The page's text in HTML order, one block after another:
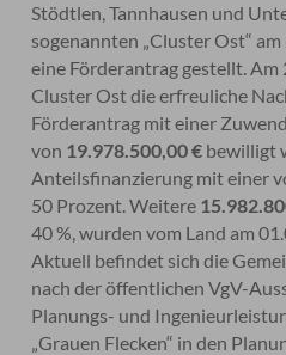
Stödtlen, Tannhausen und
sogenannten „Cluster Ost“
eine Förderantrag gestellt. Am
Cluster Ost die erfreuliche
Förderantrag mit einer
von 19.978.500,00 € bewilligt
Anteilsfinanzierung mit einer
50 Prozent. Weitere
40 %, wurden vom Land am
Aktuell befindet sich die
nach der öffentlichen VgV-
Planungs- und
„Grauen Flecken“ in den